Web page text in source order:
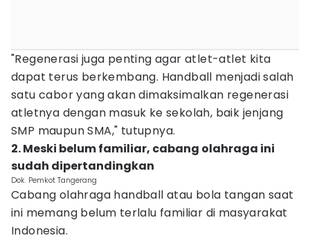
"Regenerasi juga penting agar atlet-atlet kita
dapat terus berkembang. Handball menjadi salah
satu cabor yang akan dimaksimalkan regenerasi
atletnya dengan masuk ke sekolah, baik jenjang
SMP maupun SMA," tutupnya.
2. Meski belum familiar, cabang olahraga ini
sudah dipertandingkan
Dok. Pemkot Tangerang
Cabang olahraga handball atau bola tangan saat
ini memang belum terlalu familiar di masyarakat
Indonesia.